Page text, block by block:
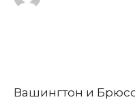
Вашингтон и